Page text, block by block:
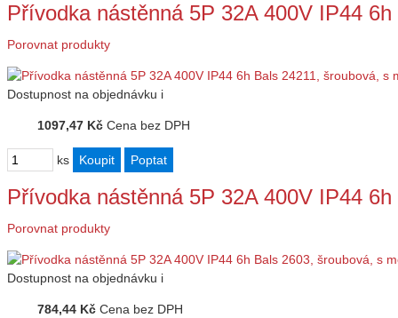
Přívodka nástěnná 5P 32A 400V IP44
Porovnat produkty
Dostupnost na objednávku i
1097,47 Kč Cena bez DPH
ks
Přívodka nástěnná 5P 32A 400V IP44
Porovnat produkty
Dostupnost na objednávku i
784,44 Kč Cena bez DPH